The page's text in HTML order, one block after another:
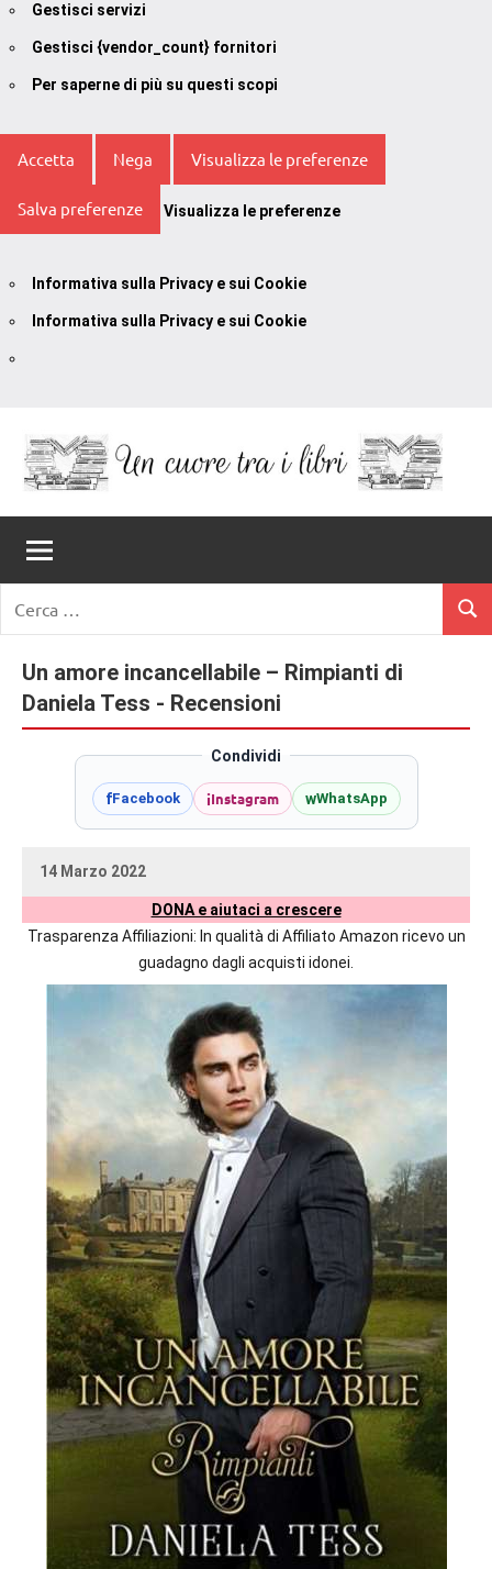
Gestisci servizi
Gestisci {vendor_count} fornitori
Per saperne di più su questi scopi
Accetta Nega Visualizza le preferenze
Salva preferenze Visualizza le preferenze
Informativa sulla Privacy e sui Cookie
Informativa sulla Privacy e sui Cookie
contenuto
Un
Cuore
Tra
I
Libri
romanzi
romance
e
non
solo.
Recensioni,
delle
autrici
per:
Un amore incancellabile – Rimpianti di
Daniela Tess - Recensioni
Condividi
fFacebook iInstagram wWhatsApp
14 Marzo 2022
DONA e aiutaci a crescere
Trasparenza Affiliazioni: In qualità di Affiliato Amazon ricevo un
guadagno dagli acquisti idonei.